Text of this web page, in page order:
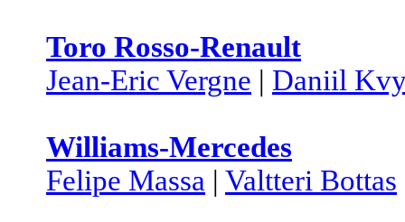
Toro Rosso-Renault
Jean-Eric Vergne | Daniil
Williams-Mercedes
Felipe Massa | Valtteri Bottas